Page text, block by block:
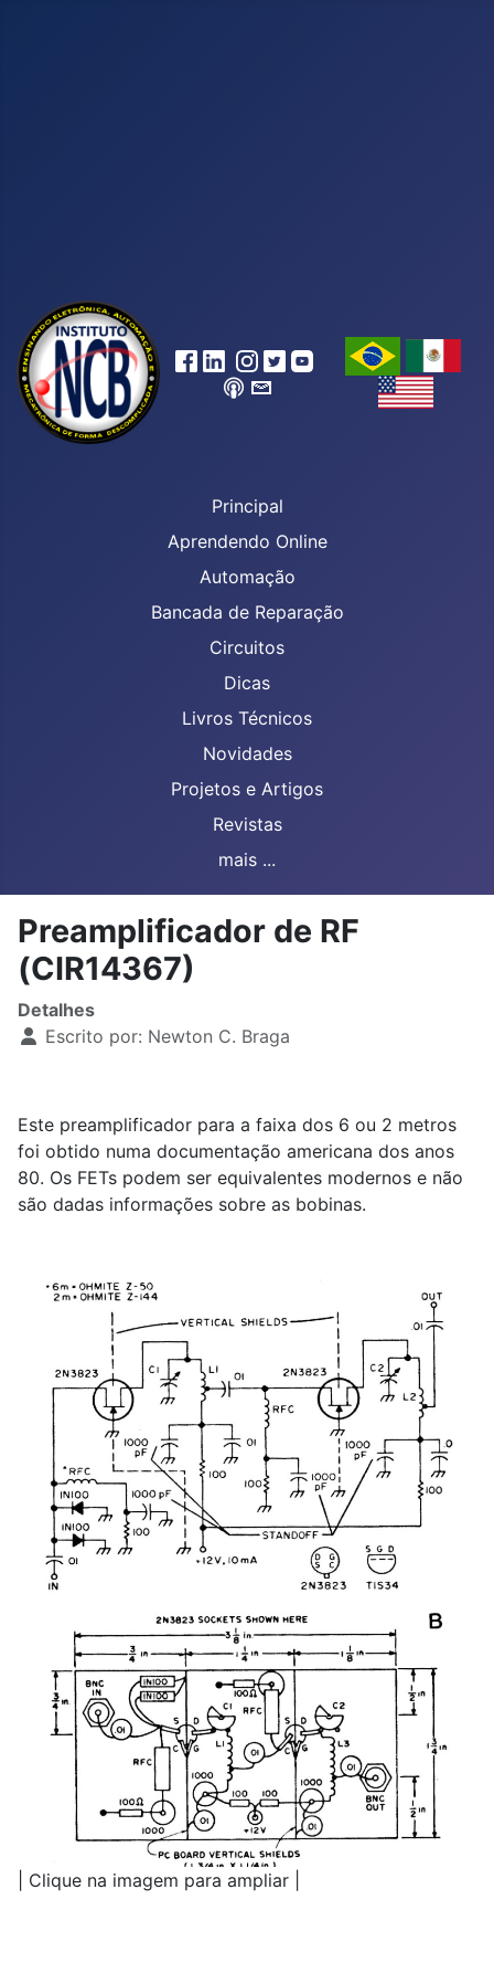
Principal
Aprendendo Online
Automação
Bancada de Reparação
Circuitos
Dicas
Livros Técnicos
Novidades
Projetos e Artigos
Revistas
mais ...
Preamplificador de RF
(CIR14367)
Detalhes
Escrito por: Newton C. Braga
Este preamplificador para a faixa dos 6 ou 2 metros
foi obtido numa documentação americana dos anos
80. Os FETs podem ser equivalentes modernos e não
são dadas informações sobre as bobinas.
| Clique na imagem para ampliar |